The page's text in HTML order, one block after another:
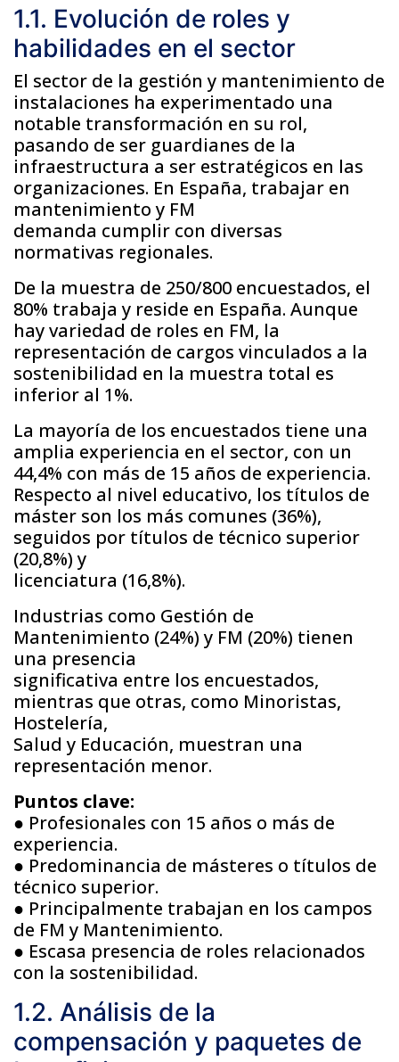
1.1. Evolución de roles y
habilidades en el sector
El sector de la gestión y mantenimiento de
instalaciones ha experimentado una
notable transformación en su rol,
pasando de ser guardianes de la
infraestructura a ser estratégicos en las
organizaciones. En España, trabajar en
mantenimiento y FM
demanda cumplir con diversas
normativas regionales.
De la muestra de 250/800 encuestados, el
80% trabaja y reside en España. Aunque
hay variedad de roles en FM, la
representación de cargos vinculados a la
sostenibilidad en la muestra total es
inferior al 1%.
La mayoría de los encuestados tiene una
amplia experiencia en el sector, con un
44,4% con más de 15 años de experiencia.
Respecto al nivel educativo, los títulos de
máster son los más comunes (36%),
seguidos por títulos de técnico superior
(20,8%) y
licenciatura (16,8%).
Industrias como Gestión de
Mantenimiento (24%) y FM (20%) tienen
una presencia
significativa entre los encuestados,
mientras que otras, como Minoristas,
Hostelería,
Salud y Educación, muestran una
representación menor.
Puntos clave:
● Profesionales con 15 años o más de
experiencia.
● Predominancia de másteres o títulos de
técnico superior.
● Principalmente trabajan en los campos
de FM y Mantenimiento.
● Escasa presencia de roles relacionados
con la sostenibilidad.
1.2. Análisis de la
compensación y paquetes de